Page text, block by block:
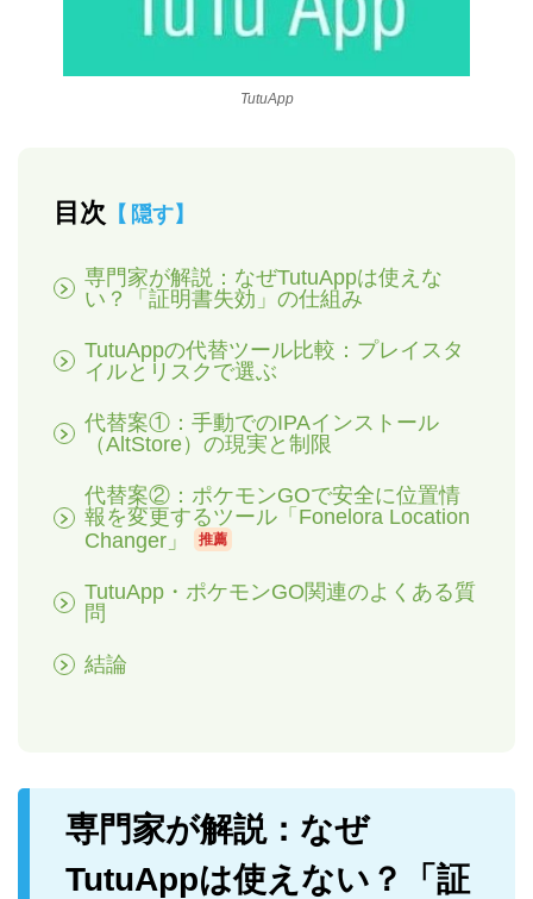
TutuApp
目次 隠す
専門家が解説：なぜTutuAppは使えな
い？「証明書失効」の仕組み
TutuAppの代替ツール比較：プレイスタ
イルとリスクで選ぶ
代替案①：手動でのIPAインストール
（AltStore）の現実と制限
代替案②：ポケモンGOで安全に位置情
報を変更するツール「Fonelora Location
Changer」
推薦
TutuApp・ポケモンGO関連のよくある質
問
結論
専門家が解説：なぜ
TutuAppは使えない？「証